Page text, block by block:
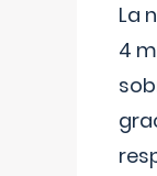
La
4